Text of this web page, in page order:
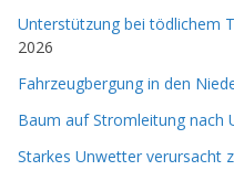
Unterstützung bei tödlichem
2026
Fahrzeugbergung in den
Baum auf Stromleitung nach
Starkes Unwetter verursacht